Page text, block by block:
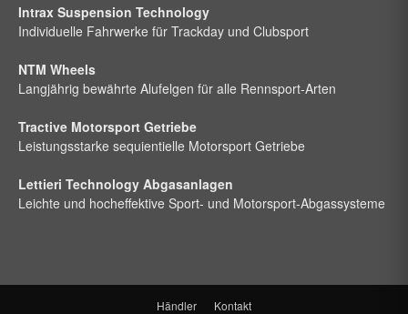
Intrax Suspension Technology
Individuelle Fahrwerke für Trackday und Clubsport
NTM Wheels
Langjährig bewährte Alufelgen für alle Rennsport-Arten
Tractive Motorsport Getriebe
Leistungsstarke sequientielle Motorsport Getriebe
Lettieri Technology Abgasanlagen
Leichte und hocheffektive Sport- und Motorsport-Abgassysteme
Händler Kontakt